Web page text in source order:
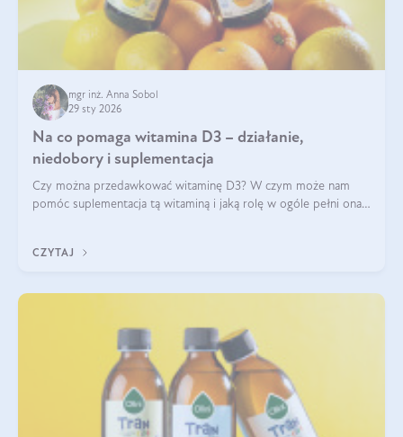
mgr inż. Anna Sobol
29 sty 2026
Na co pomaga witamina D3 – działanie,
niedobory i suplementacja
Czy można przedawkować witaminę D3? W czym może nam
pomóc suplementacja tą witaminą i jaką rolę w ogóle pełni ona
robić?
CZYTAJ